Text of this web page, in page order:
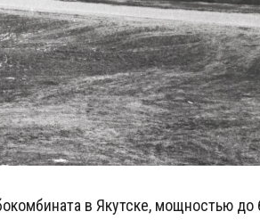
в Якутске, мощностью